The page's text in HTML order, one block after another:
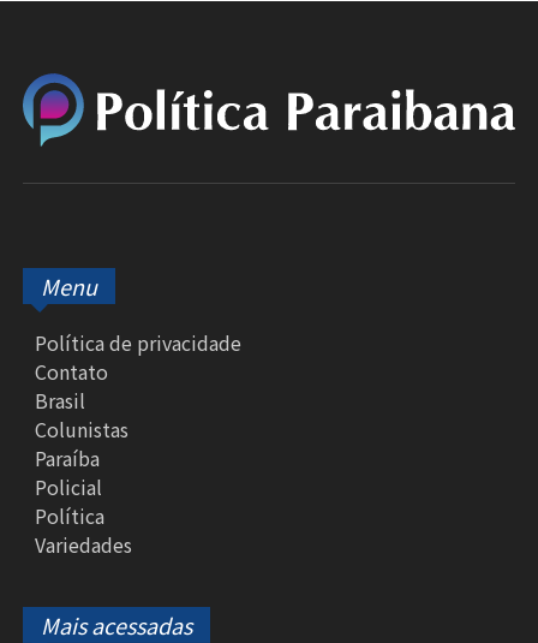
Menu
Política de privacidade
Contato
Brasil
Colunistas
Paraíba
Policial
Política
Variedades
Mais acessadas